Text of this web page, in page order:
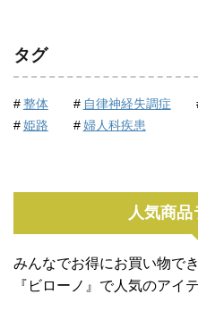
タグ
整体 自律神経失調症
姫路
婦人科疾患
人気商品
みんなでお得にお買い物で
『ビローノ』で人気のアイ